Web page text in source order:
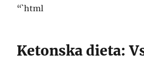
“`html
Ketonska dieta: